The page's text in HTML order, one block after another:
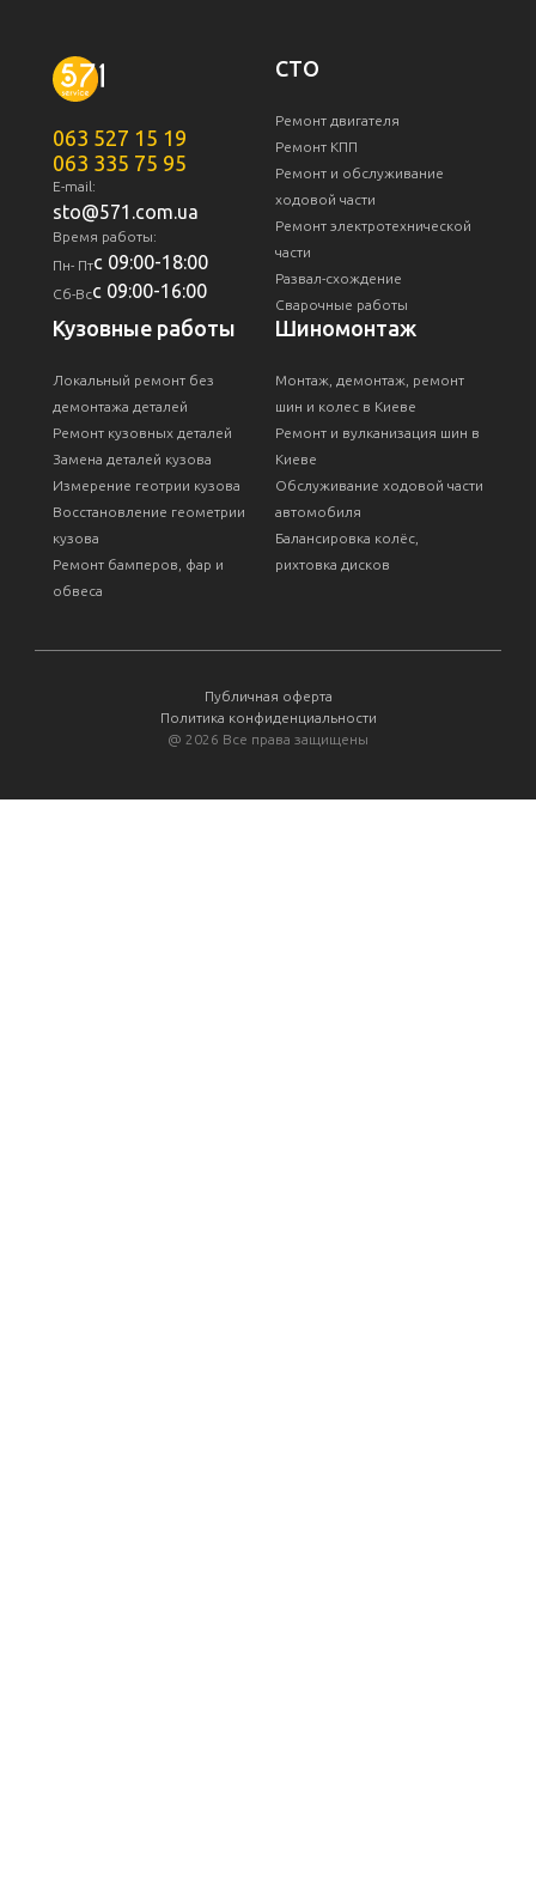
063 527 15 19
063 335 75 95
E-mail:
sto@571.com.ua
Время работы:
Пн- Птс 09:00-18:00
Сб-Всс 09:00-16:00
СТО
Ремонт двигателя
Ремонт КПП
Ремонт и обслуживание
ходовой части
Ремонт электротехнической
части
Развал-схождение
Сварочные работы
Кузовные работы
Локальный ремонт без
демонтажа деталей
Ремонт кузовных деталей
Замена деталей кузова
Измерение геотрии кузова
Восстановление геометрии
кузова
Ремонт бамперов, фар и
обвеса
Шиномонтаж
Монтаж, демонтаж, ремонт
шин и колес в Киеве
Ремонт и вулканизация шин в
Киеве
Обслуживание ходовой части
автомобиля
Балансировка колёс,
рихтовка дисков
Публичная оферта
Политика конфиденциальности
@ 2026 Все права защищены